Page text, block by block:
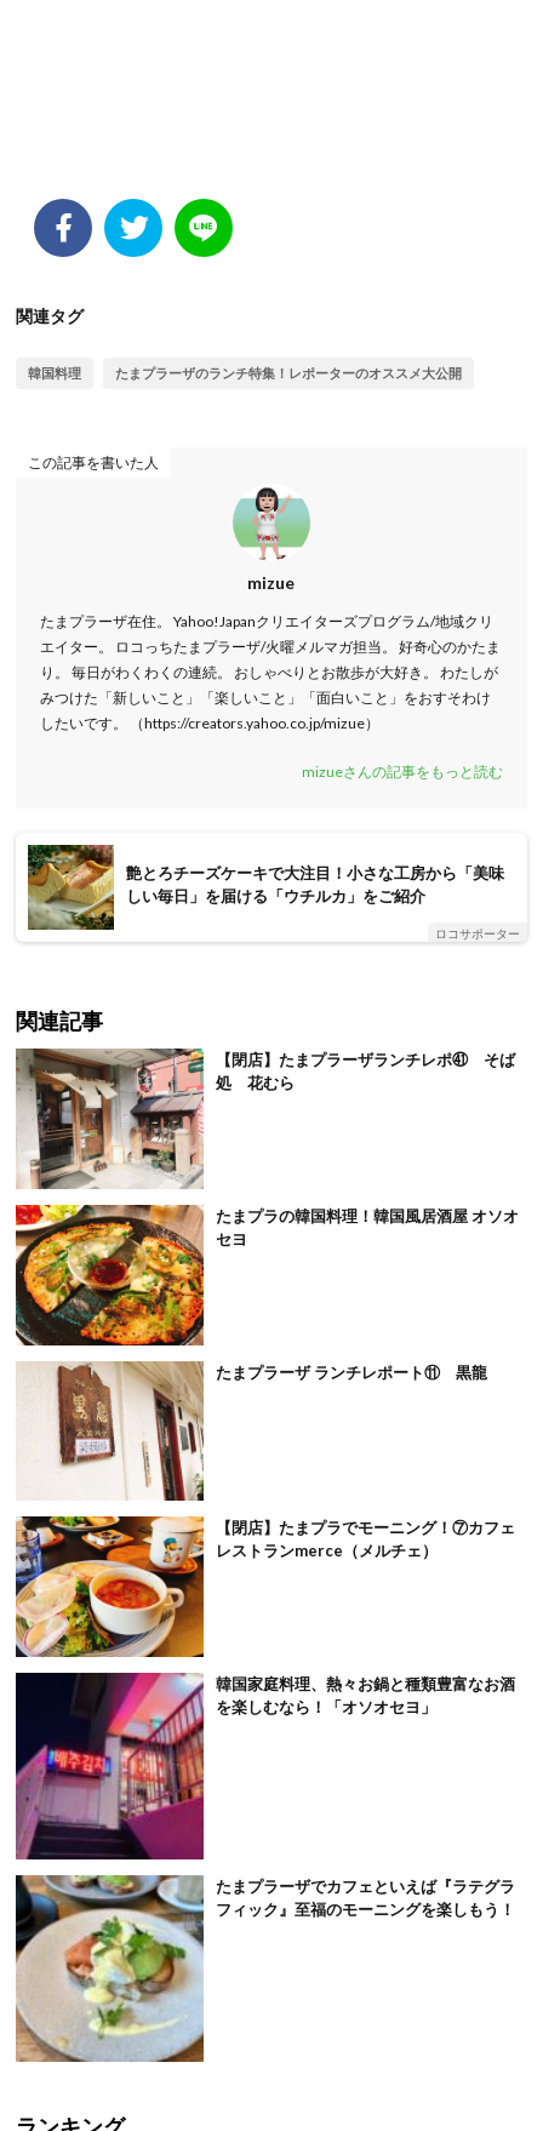
関連タグ
韓国料理 たまプラーザのランチ特集！レポーターのオススメ大公開
この記事を書いた人
mizue
たまプラーザ在住。 Yahoo!Japanクリエイターズプログラム/地域クリ
エイター。 ロコっちたまプラーザ/火曜メルマガ担当。 好奇心のかたま
り。 毎日がわくわくの連続。 おしゃべりとお散歩が大好き。 わたしが
みつけた「新しいこと」「楽しいこと」「面白いこと」をおすそわけ
したいです。 （https://creators.yahoo.co.jp/mizue）
mizueさんの記事をもっと読む
艶とろチーズケーキで大注目！小さな工房から「美味
しい毎日」を届ける「ウチルカ」をご紹介
ロコサポーター
関連記事
【閉店】たまプラーザランチレポ㊶ そば
処 花むら
たまプラの韓国料理！韓国風居酒屋 オソオ
セヨ
たまプラーザ ランチレポート⑪ 黒龍
【閉店】たまプラでモーニング！⑦カフェ
レストランmerce（メルチェ）
韓国家庭料理、熱々お鍋と種類豊富なお酒
を楽しむなら！「オソオセヨ」
たまプラーザでカフェといえば『ラテグラ
フィック』至福のモーニングを楽しもう！